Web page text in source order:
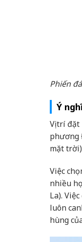
Phiến
Ý
Vị trí
phương
mặt
Việc
nhiều
La).
luôn
hùng